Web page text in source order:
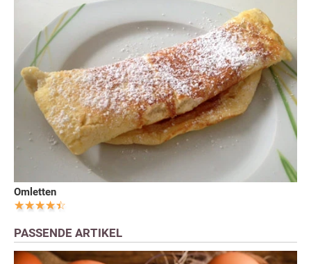
Omletten
PASSENDE ARTIKEL